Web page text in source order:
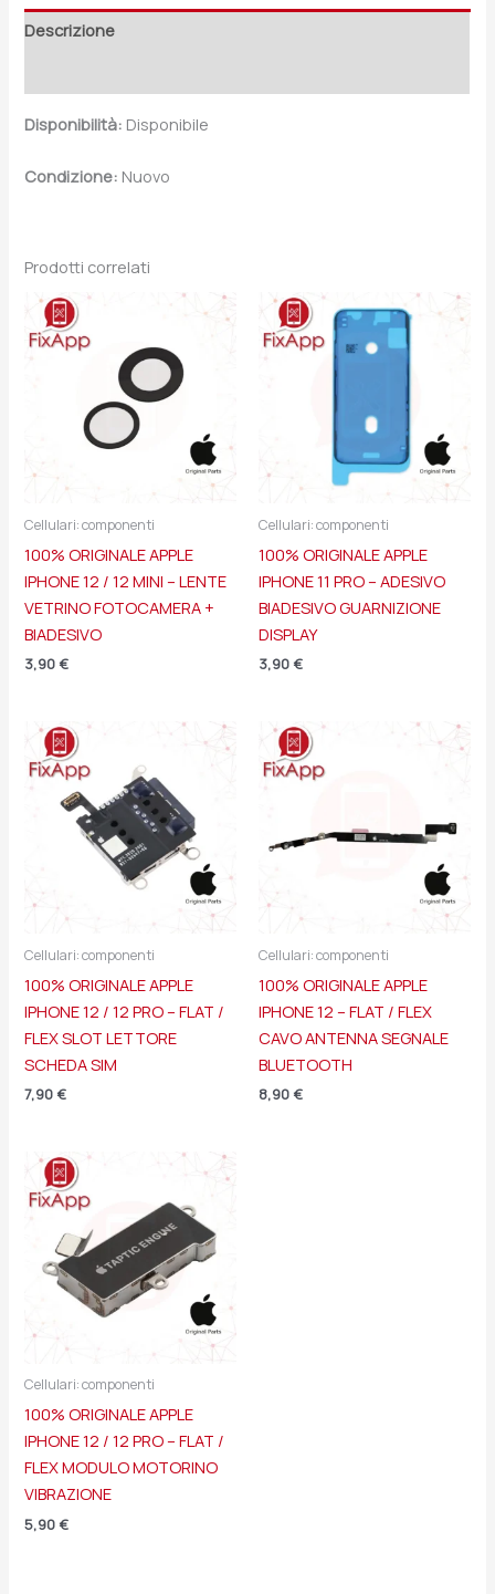
Descrizione
Disponibilità: Disponibile
Condizione: Nuovo
Prodotti correlati
Cellulari: componenti
100% ORIGINALE APPLE
IPHONE 12 / 12 MINI – LENTE
VETRINO FOTOCAMERA +
BIADESIVO
3,90 €
Cellulari: componenti
100% ORIGINALE APPLE
IPHONE 11 PRO – ADESIVO
BIADESIVO GUARNIZIONE
DISPLAY
3,90 €
Cellulari: componenti
100% ORIGINALE APPLE
IPHONE 12 / 12 PRO – FLAT /
FLEX SLOT LETTORE
SCHEDA SIM
7,90 €
Cellulari: componenti
100% ORIGINALE APPLE
IPHONE 12 – FLAT / FLEX
CAVO ANTENNA SEGNALE
BLUETOOTH
8,90 €
Cellulari: componenti
100% ORIGINALE APPLE
IPHONE 12 / 12 PRO – FLAT /
FLEX MODULO MOTORINO
VIBRAZIONE
5,90 €